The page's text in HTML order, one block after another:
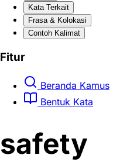
Kata Terkait
Frasa & Kolokasi
Contoh Kalimat
Fitur
Beranda Kamus
Bentuk Kata
safety